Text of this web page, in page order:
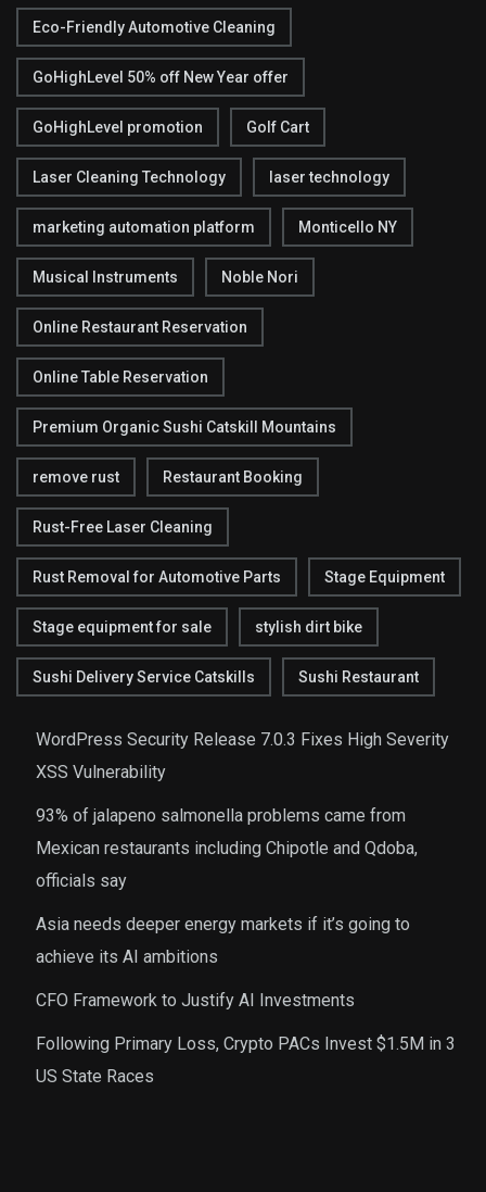
Eco-Friendly Automotive Cleaning
GoHighLevel 50% off New Year offer
GoHighLevel promotion Golf Cart
Laser Cleaning Technology laser technology
marketing automation platform Monticello NY
Musical Instruments Noble Nori
Online Restaurant Reservation
Online Table Reservation
Premium Organic Sushi Catskill Mountains
remove rust Restaurant Booking
Rust-Free Laser Cleaning
Rust Removal for Automotive Parts Stage Equipment
Stage equipment for sale stylish dirt bike
Sushi Delivery Service Catskills Sushi Restaurant
WordPress Security Release 7.0.3 Fixes High Severity
XSS Vulnerability
93% of jalapeno salmonella problems came from
Mexican restaurants including Chipotle and Qdoba,
officials say
Asia needs deeper energy markets if it’s going to
achieve its AI ambitions
CFO Framework to Justify AI Investments
Following Primary Loss, Crypto PACs Invest $1.5M in 3
US State Races